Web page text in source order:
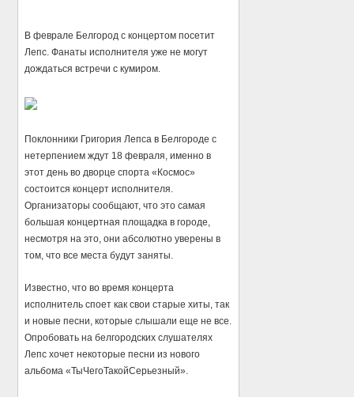
В феврале Белгород с концертом посетит
Лепс. Фанаты исполнителя уже не могут
дождаться встречи с кумиром.
Поклонники Григория Лепса в Белгороде с
нетерпением ждут 18 февраля, именно в
этот день во дворце спорта «Космос»
состоится концерт исполнителя.
Организаторы сообщают, что это самая
большая концертная площадка в городе,
несмотря на это, они абсолютно уверены в
том, что все места будут заняты.
Известно, что во время концерта
исполнитель споет как свои старые хиты, так
и новые песни, которые слышали еще не все.
Опробовать на белгородских слушателях
Лепс хочет некоторые песни из нового
альбома «ТыЧегоТакойСерьезный».